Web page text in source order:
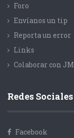
Foro
Envíanos un tip
Reporta un error
Links
Colaborar con JM
Redes Sociales
Facebook